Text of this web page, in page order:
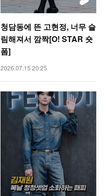
청담동에 뜬 고현정, 너무 슬
림해져서 깜짝[O! STAR 숏
폼]
2026.07.15 20:25